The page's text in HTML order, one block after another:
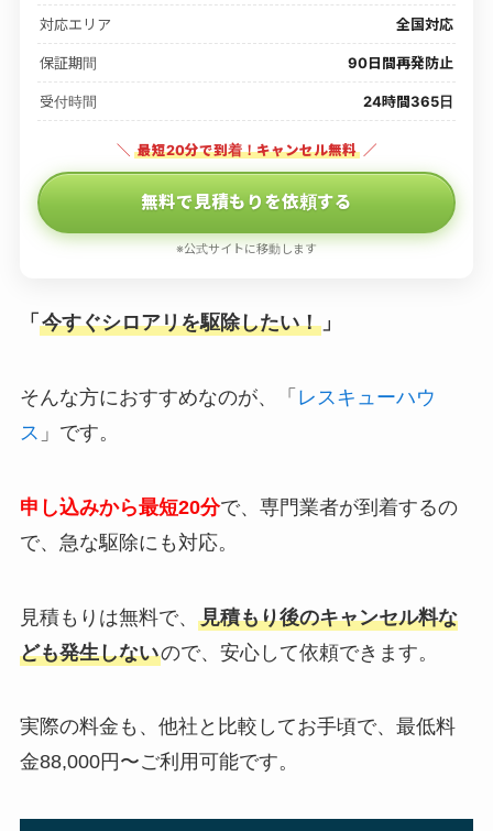
対応エリア 全国対応
保証期間 90日間再発防止
受付時間 24時間365日
＼ 最短20分で到着！キャンセル無料 ／
無料で見積もりを依頼する
※公式サイトに移動します
「 今すぐシロアリを駆除したい！」
そんな方におすすめなのが、「 レスキューハウ
ス 」です。
申し込みから最短20分で、専門業者が到着するの
で、急な駆除にも対応。
見積もりは無料で、 見積もり後のキャンセル料な
ども発生しないので、安心して依頼できます。
実際の料金も、他社と比較してお手頃で、最低料
金88,000円〜ご利用可能です。